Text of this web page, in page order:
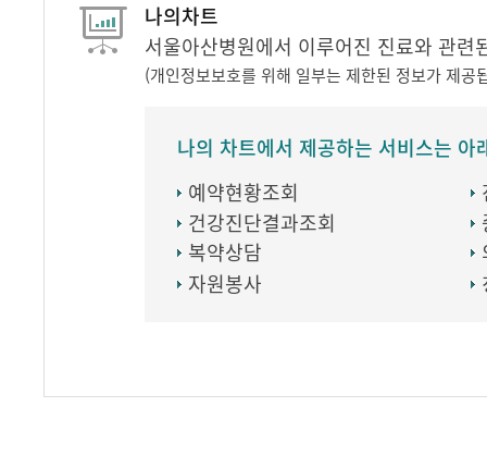
나의차트
서울아산병원에서 이루어진 진료와 관
(개인정보보호를 위해 일부는 제한된 정보가 제공
나의 차트에서 제공하는 서비스는 아
예약현황조회
건강진단결과조회
복약상담
자원봉사